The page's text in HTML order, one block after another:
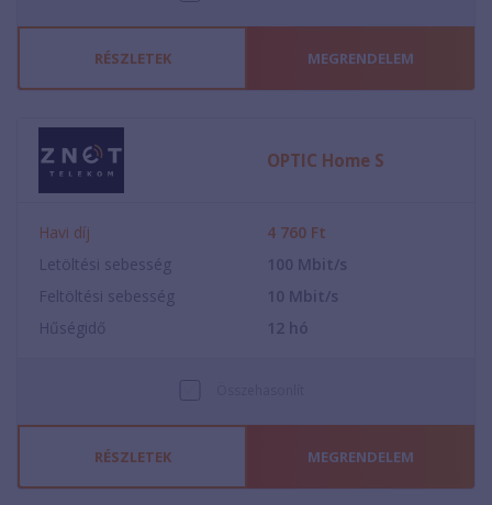
RÉSZLETEK MEGRENDELEM
OPTIC Home S
Havi díj 4 760 Ft
Letöltési sebesség
100 Mbit/s
Feltöltési sebesség
10 Mbit/s
Hűségidő
12 hó
RÉSZLETEK MEGRENDELEM